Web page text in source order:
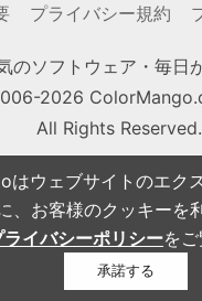
はウェブサイトのエク
、お客様のクッキーを
ライバシーポリシーをご
承諾する
プライバシー規約
のソフトウェア・毎日
2026
All Rights Reserved.